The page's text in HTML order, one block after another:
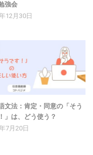
強会
12月30日
文法：肯定・同意の「そう
」は、どう使う？
7月20日